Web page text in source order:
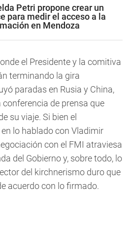
Petri propone crear un
para medir el acceso a la
en Mendoza
el Presidente y la comitiva
terminando la gira
paradas en Rusia y China,
de prensa que
su viaje. Si bien el
lo hablado con Vladimir
con el FMI atraviesa
del Gobierno y, sobre todo, lo
del kirchnerismo duro que
acuerdo con lo firmado.